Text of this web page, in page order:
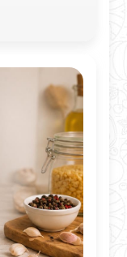
или